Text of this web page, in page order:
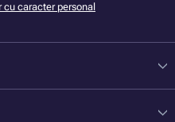
cu caracter personal